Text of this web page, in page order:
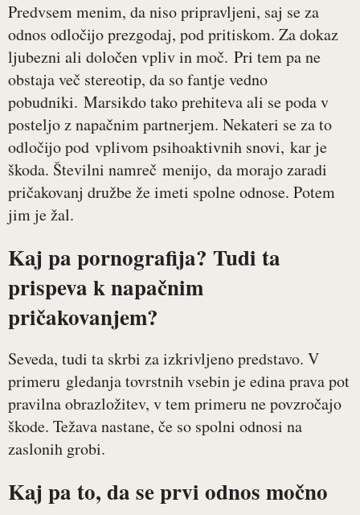
Predvsem menim, da niso pripravljeni, saj se za
odnos odločijo prezgodaj, pod pritiskom. Za dokaz
ljubezni ali določen vpliv in moč. Pri tem pa ne
obstaja več stereotip, da so fantje vedno
pobudniki. Marsikdo tako prehiteva ali se poda v
posteljo z napačnim partnerjem. Nekateri se za to
odločijo pod vplivom psihoaktivnih snovi, kar je
škoda. Številni namreč menijo, da morajo zaradi
pričakovanj družbe že imeti spolne odnose. Potem
jim je žal.
Kaj pa pornografija? Tudi ta
prispeva k napačnim
pričakovanjem?
Seveda, tudi ta skrbi za izkrivljeno predstavo. V
primeru gledanja tovrstnih vsebin je edina prava pot
pravilna obrazložitev, v tem primeru ne povzročajo
škode. Težava nastane, če so spolni odnosi na
zaslonih grobi.
Kaj pa to, da se prvi odnos močno